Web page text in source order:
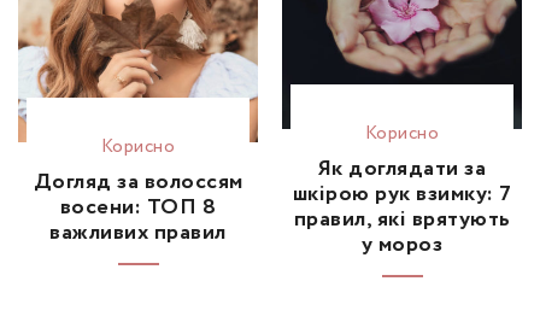
Корисно
Догляд за волоссям
восени: ТОП 8
важливих правил
Корисно
Як доглядати за
шкірою рук взимку: 7
правил, які врятують
у мороз